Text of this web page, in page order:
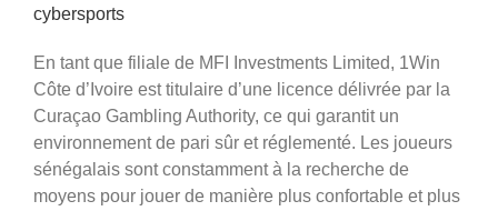
cybersports
En tant que filiale de MFI Investments Limited, 1Win
Côte d’Ivoire est titulaire d’une licence délivrée par la
Curaçao Gambling Authority, ce qui garantit un
environnement de pari sûr et réglementé. Les joueurs
sénégalais sont constamment à la recherche de
moyens pour jouer de manière plus confortable et plus